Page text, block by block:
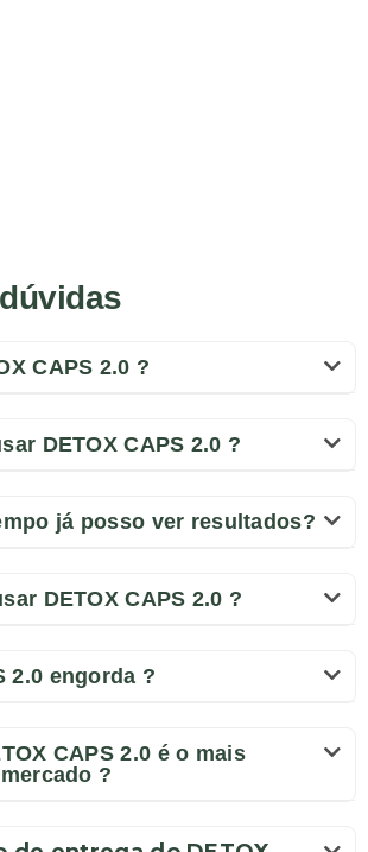
CAPS 2.0 ?
DETOX CAPS 2.0 ?
já posso ver resultados?
DETOX CAPS 2.0 ?
2.0 engorda ?
CAPS 2.0 é o mais
?